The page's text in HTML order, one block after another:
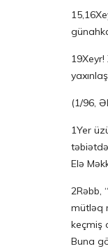
(1/96,
1Yer
Elə
2Rəbb,
mütləq
keçmiş
Buna